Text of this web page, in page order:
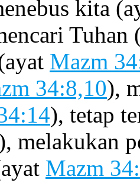
kita
Tuhan
Mazm
34:8,10),
), tetap
melakukan
Mazm